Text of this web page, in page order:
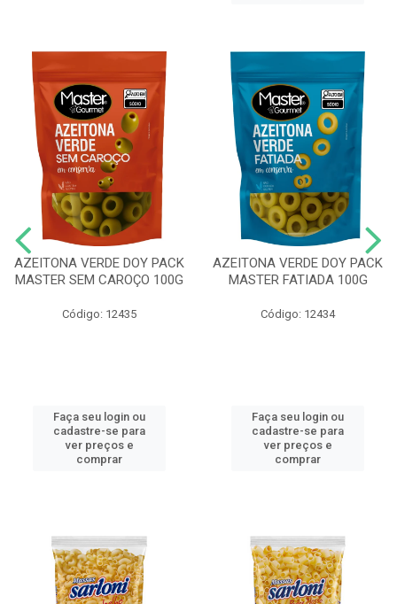
AZEITONA VERDE DOY PACK
MASTER SEM CAROÇO 100G
Código: 12435
Faça seu login ou
cadastre-se para
ver preços e
comprar
AZEITONA VERDE DOY PACK
MASTER FATIADA 100G
Código: 12434
Faça seu login ou
cadastre-se para
ver preços e
comprar